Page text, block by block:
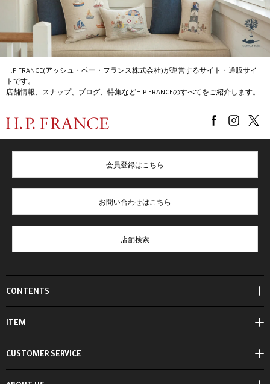
H.P.FRANCE(アッシュ・ペー・フランス株式会社)が運営するサイト・通販サイ
トです。
店舗情報、スナップ、ブログ、特集などH.P.FRANCEのすべてをご紹介します。
CONTENTS
ITEM
会員登録はこちら
お問い合わせはこちら
店舗検索
CUSTOMER SERVICE